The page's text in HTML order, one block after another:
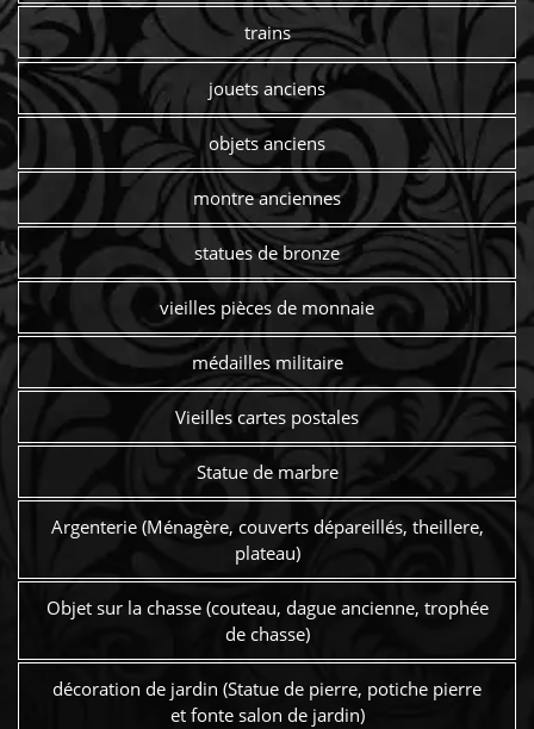
trains
jouets anciens
objets anciens
montre anciennes
statues de bronze
vieilles pièces de monnaie
médailles militaire
Vieilles cartes postales
Statue de marbre
Argenterie (Ménagère, couverts dépareillés, theillere,
plateau)
Objet sur la chasse (couteau, dague ancienne, trophée
de chasse)
décoration de jardin (Statue de pierre, potiche pierre
et fonte salon de jardin)